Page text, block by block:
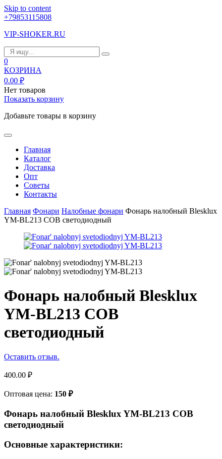
Skip to content
+79853115808
VIP-SHOKER.RU
0
КОЗРИНА
0.00 ₽
Нет товаров
Показать корзину
Добавьте товары в корзину
Главная
Каталог
Доставка
Опт
Советы
Контакты
Главная Фонари Налобные фонари Фонарь налобный Blesklux
YM-BL213 COB светодиодный
Фонарь налобный Blesklux
YM-BL213 COB
светодиодный
Оставить отзыв.
400.00 ₽
Оптовая цена: 150 ₽
Фонарь налобный Blesklux YM-BL213 COB
светодиодный
Основные характеристики: